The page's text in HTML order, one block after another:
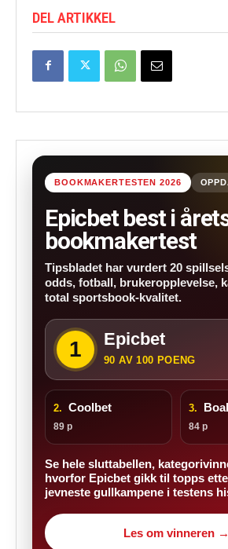
DEL ARTIKKEL
BOOKMAKERTESTEN 2026
Epicbet best i
bookmakertest
Tipsbladet har vurdert 20
odds, fotball, brukeropplevelse,
total sportsbook-kvalitet.
1 Epicbet
90 AV 100 POENG
2. Coolbet
89 p
3.
84 p
Se hele sluttabellen,
hvorfor Epicbet gikk til topps
jevneste gullkampene i testens
Les om vinneren →